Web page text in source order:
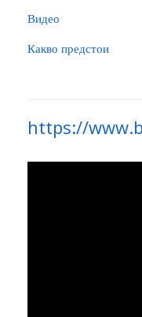
Видео
Какво предстои
https://